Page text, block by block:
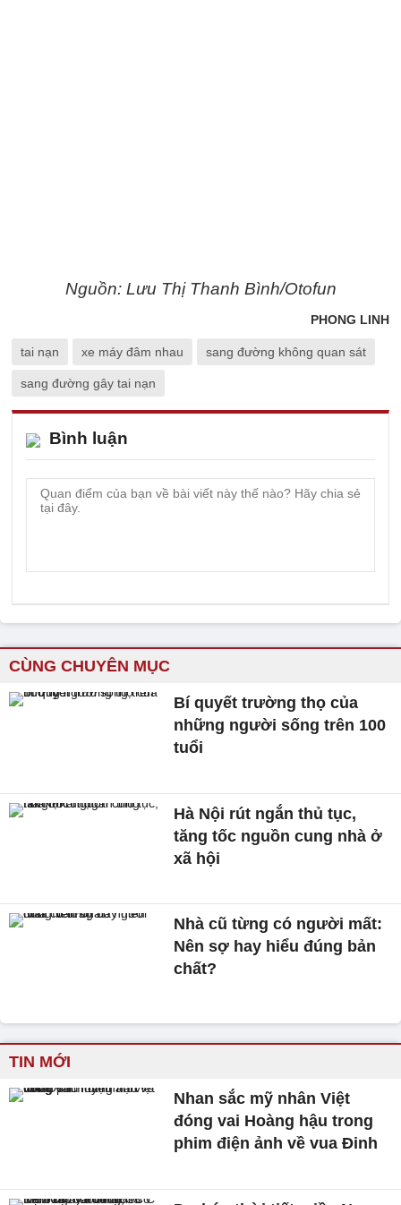
Nguồn: Lưu Thị Thanh Bình/Otofun
PHONG LINH
tai nạn xe máy đâm nhau sang đường không quan sát
sang đường gây tai nạn
Bình luận
CÙNG CHUYÊN MỤC
Bí quyết trường thọ của
những người sống trên 100
tuổi
Hà Nội rút ngắn thủ tục,
tăng tốc nguồn cung nhà ở
xã hội
Nhà cũ từng có người mất:
Nên sợ hay hiểu đúng bản
chất?
TIN MỚI
Nhan sắc mỹ nhân Việt
đóng vai Hoàng hậu trong
phim điện ảnh về vua Đinh